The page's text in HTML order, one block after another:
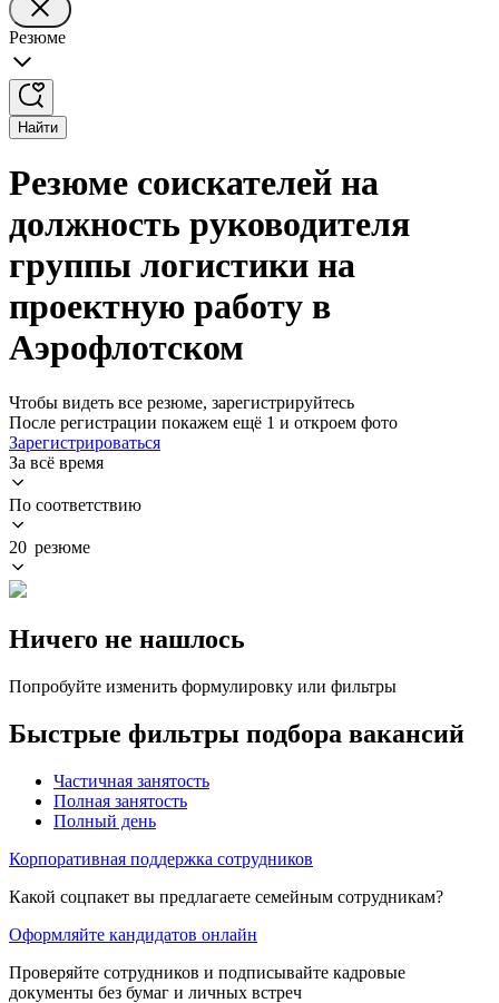
Резюме
Найти
Резюме соискателей на
должность руководителя
группы логистики на
проектную работу в
Аэрофлотском
Чтобы видеть все резюме, зарегистрируйтесь
После регистрации покажем ещё 1 и откроем фото
Зарегистрироваться
За всё время
По соответствию
20 резюме
Ничего не нашлось
Попробуйте изменить формулировку или фильтры
Быстрые фильтры подбора вакансий
Частичная занятость
Полная занятость
Полный день
Корпоративная поддержка сотрудников
Какой соцпакет вы предлагаете семейным сотрудникам?
Оформляйте кандидатов онлайн
Проверяйте сотрудников и подписывайте кадровые
документы без бумаг и личных встреч